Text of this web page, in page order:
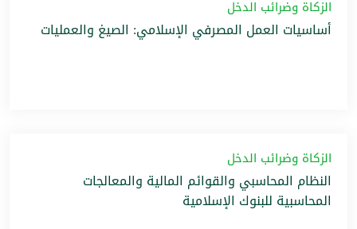
الزكاة وضرائب الدخل
أساسيات العمل المصرفي الإسلامي: الصيغ والعمليات
الزكاة وضرائب الدخل
النظام المحاسبي والقوائم المالية والمعالجات
المحاسبية للبنوك الإسلامية